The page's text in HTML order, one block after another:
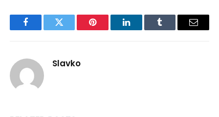
FacebookTwitter Pinterest LinkedInTumblr Email
Slavko